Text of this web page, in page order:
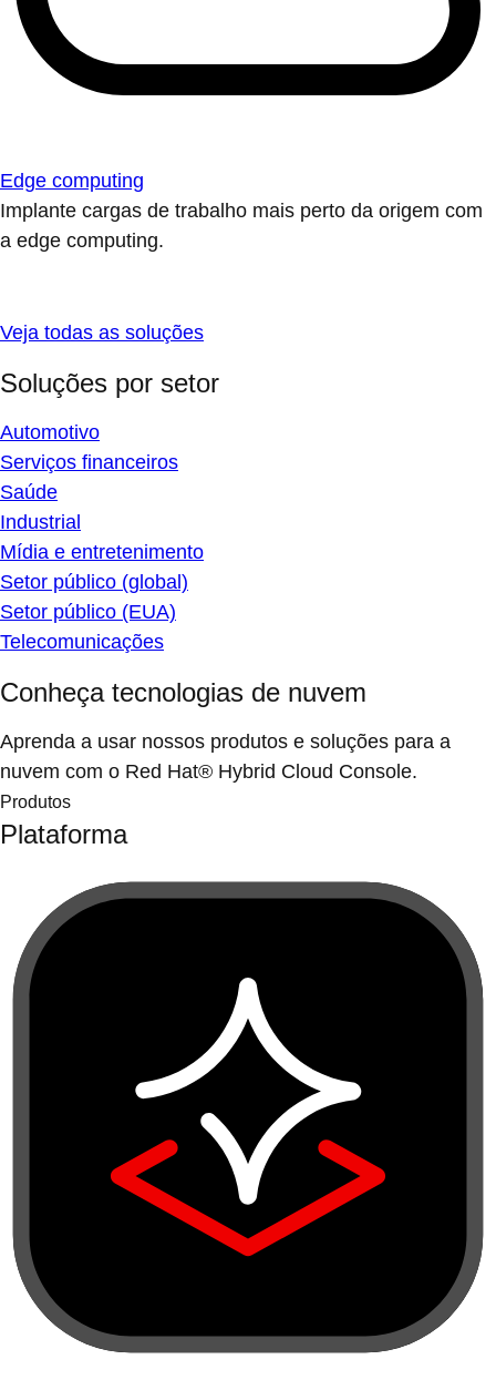
Edge computing
Implante cargas de trabalho mais perto da origem com
a edge computing.
Veja todas as soluções
Soluções por setor
Automotivo
Serviços financeiros
Saúde
Industrial
Mídia e entretenimento
Setor público (global)
Setor público (EUA)
Telecomunicações
Conheça tecnologias de nuvem
Aprenda a usar nossos produtos e soluções para a
nuvem com o Red Hat® Hybrid Cloud Console.
Produtos
Plataforma